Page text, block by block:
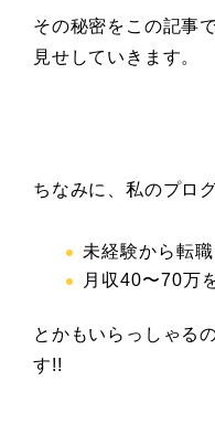
その秘密をこの記事
見せしていきます。
ちなみに、私のプロ
未経験から転
月収40〜70万
とかもいらっしゃる
す!!